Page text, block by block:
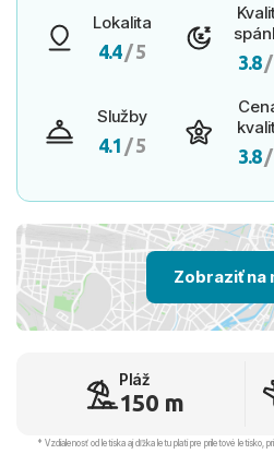
Lokalita
4.4/ 5 3.8/
Služby
4.1 / 5 3.8/
Zobraziť na
Pláž
150 m
* Vzdialenosť od letiska aj dľžka letu platí pre príletové letisko,